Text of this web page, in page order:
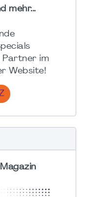
mehr...
Partner im
Website!